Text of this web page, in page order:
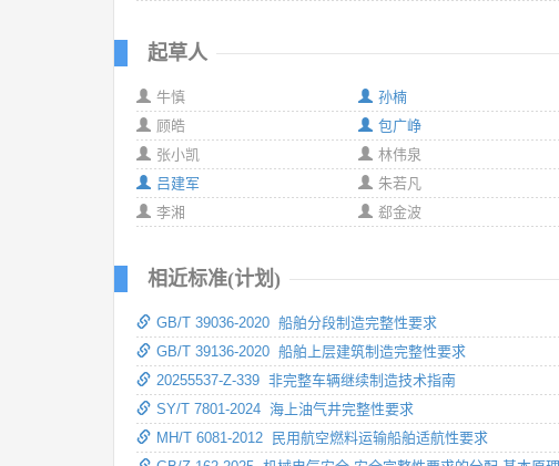
起草人
牛慎
孙楠
顾皓
包广峥
张小凯
林伟泉
吕建军
朱若凡
李湘
郄金波
相近标准(计划)
GB/T 39036-2020 船舶分段制造完整性要求
GB/T 39136-2020 船舶上层建筑制造完整性要求
20255537-Z-339 非完整车辆继续制造技术指南
SY/T 7801-2024 海上油气井完整性要求
MH/T 6081-2012 民用航空燃料运输船舶适航性要求